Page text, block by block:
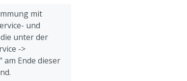
mit
und
unter der
->
am Ende dieser